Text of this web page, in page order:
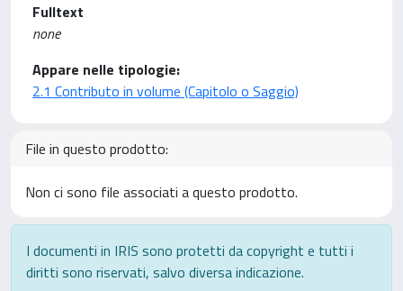
Fulltext
none
Appare nelle tipologie:
2.1 Contributo in volume (Capitolo o Saggio)
File in questo prodotto:
Non ci sono file associati a questo prodotto.
I documenti in IRIS sono protetti da copyright e tutti i
diritti sono riservati, salvo diversa indicazione.